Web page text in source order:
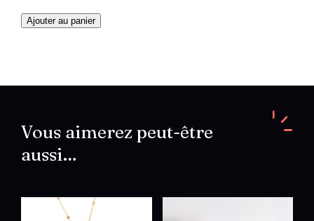
quantité
en
et
acier
inoxydable
Ajouter au panier
Vous aimerez peut-être
aussi…